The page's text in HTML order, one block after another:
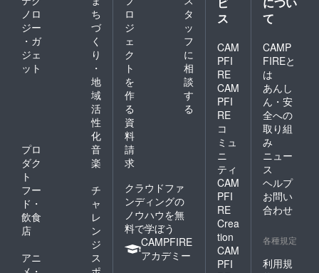
ノロ
ジー
・ガ
ジェ
ット
ち
づ
く
り
・
地
域
活
性
化
プロ
ダク
ト
音
楽
フー
ド・
飲食
店
チ
ャ
レ
ン
ジ
アニ
ス
ロ
ジ
ェ
ク
ト
を
作
る
タ
ッ
フ
に
相
談
す
る
資
料
請
求
クラウドファ
ンディングの
ノウハウを無
料で学ぼう
CAMPFIRE
アカデミー
ス
CAM
PFI
RE
CAM
PFI
RE
コ
ミュ
ニ
ティ
CAM
PFI
RE
Crea
tion
CAM
PFI
て
CAMP
FIREと
は
あんし
ん・安
全への
取り組
み
ニュー
ス
ヘルプ
お問い
合わせ
各種規定
利用規